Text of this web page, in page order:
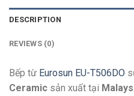
DESCRIPTION
REVIEWS (0)
Bếp từ Eurosun EU-T506DO
Ceramic sản xuất tại